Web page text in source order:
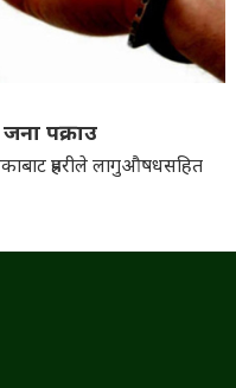
पक्राउ
प्रहरीले लागुऔषधसहित